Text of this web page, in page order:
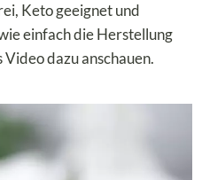
Keto geeignet und
einfach die Herstellung
dazu anschauen.